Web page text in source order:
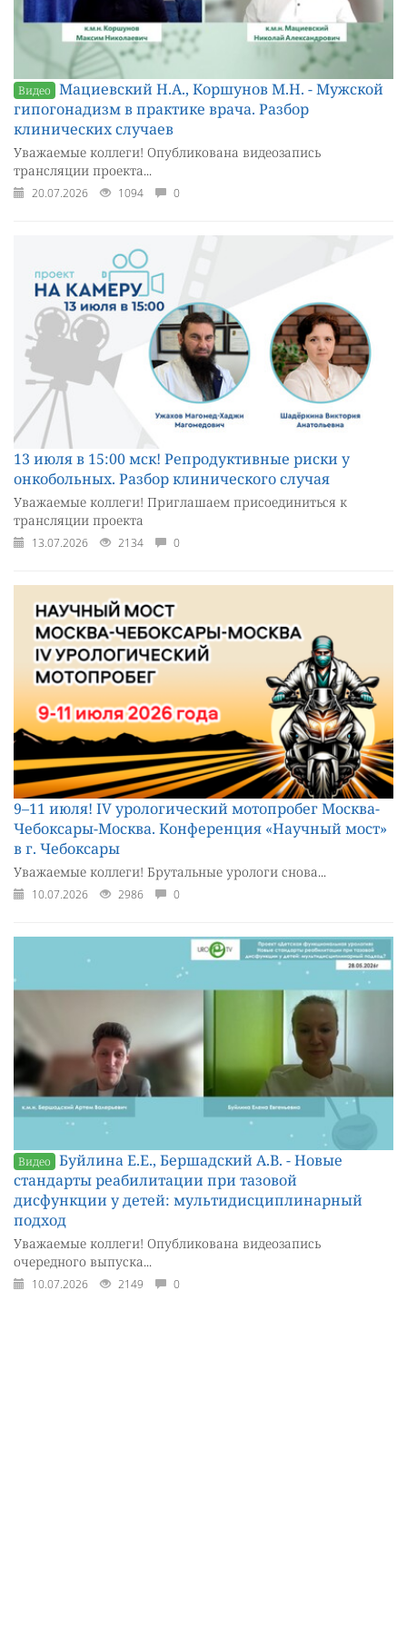
Видео Мациевский Н.А., Коршунов М.Н. - Мужской
гипогонадизм в практике врача. Разбор
клинических случаев
Уважаемые коллеги! Опубликована видеозапись
трансляции проекта...
20.07.2026 1094 0
13 июля в 15:00 мск! Репродуктивные риски у
онкобольных. Разбор клинического случая
Уважаемые коллеги! Приглашаем присоединиться к
трансляции проекта
13.07.2026 2134 0
9–11 июля! IV урологический мотопробег Москва-
Чебоксары-Москва. Конференция «Научный мост»
в г. Чебоксары
Уважаемые коллеги! Брутальные урологи снова...
10.07.2026 2986 0
Видео Буйлина Е.Е., Бершадский А.В. - Новые
стандарты реабилитации при тазовой
дисфункции у детей: мультидисциплинарный
подход
Уважаемые коллеги! Опубликована видеозапись
очередного выпуска...
10.07.2026 2149 0